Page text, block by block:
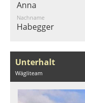
Anna
Nachname
Habegger
Unterhalt
Wägliteam